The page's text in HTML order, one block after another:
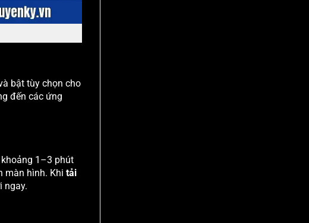
bật tùy chọn cho
đến các ứng
1–3 phút
màn hình. Khi tải
ngay.